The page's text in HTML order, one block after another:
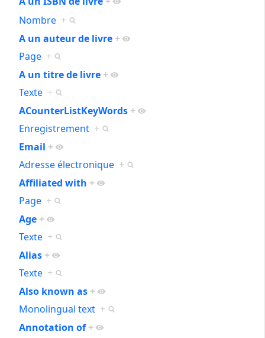
Nombre +
A un auteur de livre +
Page +
A un titre de livre +
Texte +
ACounterListKeyWords +
Enregistrement +
Email +
Adresse électronique +
Affiliated with +
Page +
Age +
Texte +
Alias +
Texte +
Also known as +
Monolingual text +
Annotation of +